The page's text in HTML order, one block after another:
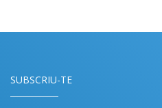
SUBSCRIU-TE